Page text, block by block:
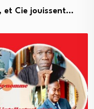
et Cie jouissent…